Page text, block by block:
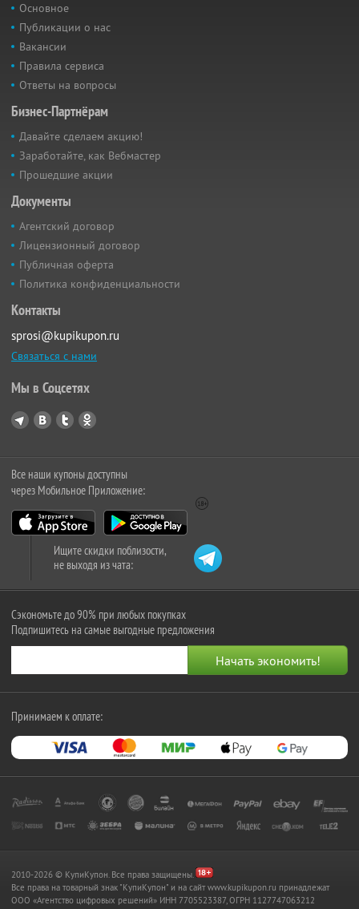
Основное
Публикации о нас
Вакансии
Правила сервиса
Ответы на вопросы
Бизнес-Партнёрам
Давайте сделаем акцию!
Заработайте, как Вебмастер
Прошедшие акции
Документы
Агентский договор
Лицензионный договор
Публичная оферта
Политика конфиденциальности
Контакты
sprosi@kupikupon.ru
Связаться с нами
Мы в Соцсетях
Все наши купоны доступны
через Мобильное Приложение:
Ищите скидки поблизости,
не выходя из чата:
Сэкономьте до 90% при любых покупках
Подпишитесь на самые выгодные предложения
Принимаем к оплате:
2010-2026 © КупиКупон. Все права защищены.
Все права на товарный знак "КупиКупон" и на сайт www.kupikupon.ru принадлежат
OOO «Агентство цифровых решений» ИНН 7705523387, ОГРН 1127747063212